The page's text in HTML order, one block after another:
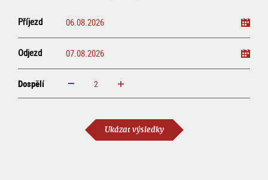
Příjezd
Odjezd
Dospělí increase reduce
Ukázat výsledky